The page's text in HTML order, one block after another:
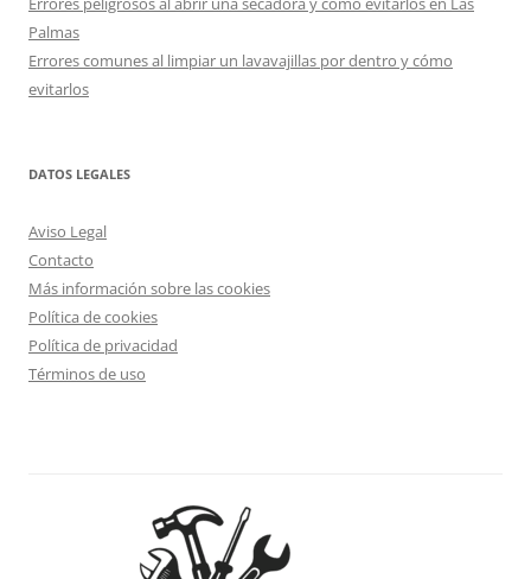
Palmas
Errores comunes al limpiar un lavavajillas por dentro y cómo
evitarlos
DATOS LEGALES
Aviso Legal
Contacto
Más información sobre las cookies
Política de cookies
Política de privacidad
Términos de uso